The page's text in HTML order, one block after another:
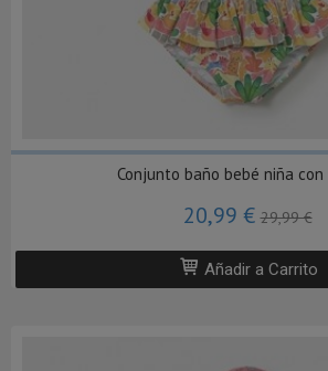
Conjunto baño bebé niña con
20,99 €29,99 €
Añadir a Carrito